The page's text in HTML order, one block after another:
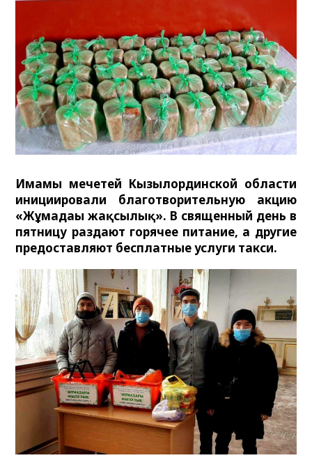
Имамы мечетей Кызылординской области
инициировали благотворительную акцию
«Жұмадағы жақсылық». В священный день в
пятницу раздают горячее питание, а другие
предоставляют бесплатные услуги такси.